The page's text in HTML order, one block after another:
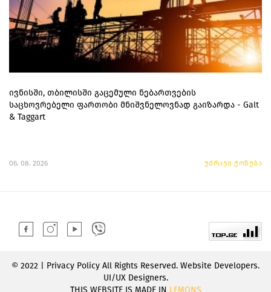
ივნისში, თბილისში გაცემული ნებართვების
საცხოვრებელი ფართობი მნიშვნელოვნად გაიზარდა - Galt
& Taggart
06. 08. 2026 უძრავი ქონება
© 2022 | Privacy Policy All Rights Reserved. Website Developers.
UI/UX Designers.